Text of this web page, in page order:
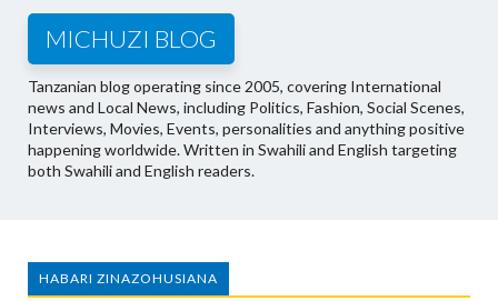
MICHUZI BLOG
Tanzanian blog operating since 2005, covering International
news and Local News, including Politics, Fashion, Social Scenes,
Interviews, Movies, Events, personalities and anything positive
happening worldwide. Written in Swahili and English targeting
both Swahili and English readers.
HABARI ZINAZOHUSIANA